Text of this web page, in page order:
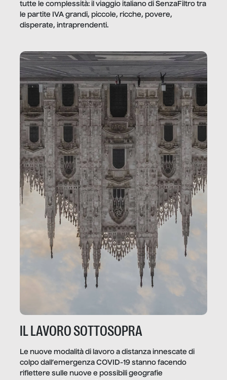
tutte le complessità: il viaggio italiano di SenzaFiltro tra
le partite IVA grandi, piccole, ricche, povere,
disperate, intraprendenti.
IL LAVORO SOTTOSOPRA
Le nuove modalità di lavoro a distanza innescate di
colpo dall’emergenza COVID-19 stanno facendo
riflettere sulle nuove e possibili geografie